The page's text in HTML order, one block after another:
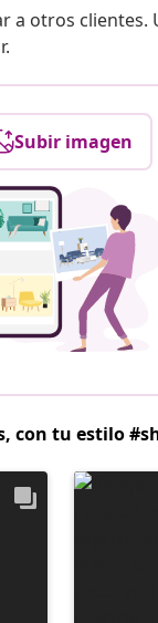
a otros clientes.
Subir imagen
con tu estilo